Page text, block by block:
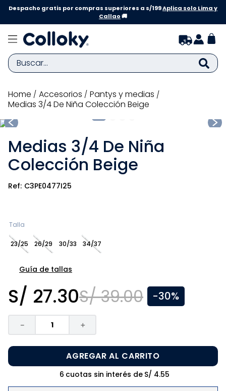
Despacho gratis por compras superiores a s/199Aplica solo Lima y
Callao🚚
Buscar...
accesorios
pantys y medias
Medias 3/4 De Niña Colección Beige
Medias 3/4 De Niña
Colección Beige
C3PE0477I25
Talla
23/25 26/29 30/33 34/37
Guía de tallas
S/ 27.30S/ 39.00 -30%
＋
－
AGREGAR AL CARRITO
6 cuotas sin interés de S/ 4.55
TÉRMINOS MÁS BUSCADOS
1.
zapatillas niña
2.
3
medias
4.
sandalias
zapatos niña
disney